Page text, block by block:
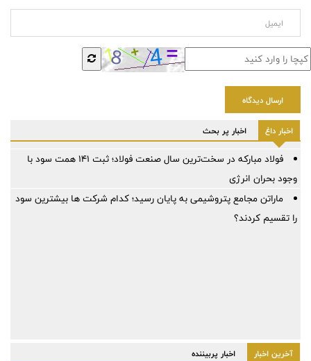
ارسال دیدگاه
اخبار داغ اخبار پر بحث
فولاد مبارکه در سخت‌ترین سال صنعت فولاد؛ ثبت ۱۴۱ همت سود با
وجود بحران انرژی
ماراتن مجامع پتروشیمی به پایان رسید؛ کدام شرکت ها بیشترین سود
را تقسیم کردند؟
آخرین اخبار اخبار پربیننده